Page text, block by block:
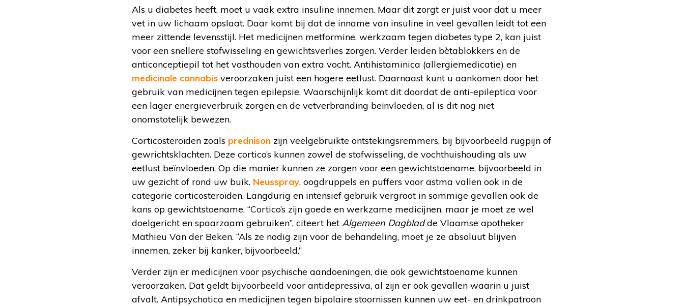
Als u diabetes heeft, moet u vaak extra insuline innemen. Maar dit zorgt er juist voor dat u meer
vet in uw lichaam opslaat. Daar komt bij dat de inname van insuline in veel gevallen leidt tot een
meer zittende levensstijl. Het medicijnen metformine, werkzaam tegen diabetes type 2, kan juist
voor een snellere stofwisseling en gewichtsverlies zorgen. Verder leiden bètablokkers en de
anticonceptiepil tot het vasthouden van extra vocht. Antihistaminica (allergiemedicatie) en
medicinale cannabis veroorzaken juist een hogere eetlust. Daarnaast kunt u aankomen door het
gebruik van medicijnen tegen epilepsie. Waarschijnlijk komt dit doordat de anti-epileptica voor
een lager energieverbruik zorgen en de vetverbranding beïnvloeden, al is dit nog niet
onomstotelijk bewezen.
Corticosteroïden zoals prednison zijn veelgebruikte ontstekingsremmers, bij bijvoorbeeld rugpijn of
gewrichtsklachten. Deze cortico’s kunnen zowel de stofwisseling, de vochthuishouding als uw
eetlust beïnvloeden. Op die manier kunnen ze zorgen voor een gewichtstoename, bijvoorbeeld in
uw gezicht of rond uw buik. Neusspray, oogdruppels en puffers voor astma vallen ook in de
categorie corticosteroïden. Langdurig en intensief gebruik vergroot in sommige gevallen ook de
kans op gewichtstoename. “Cortico’s zijn goede en werkzame medicijnen, maar je moet ze wel
doelgericht en spaarzaam gebruiken”, citeert het Algemeen Dagbladde Vlaamse apotheker
Mathieu Van der Beken. “Als ze nodig zijn voor de behandeling, moet je ze absoluut blijven
innemen, zeker bij kanker, bijvoorbeeld.”
Verder zijn er medicijnen voor psychische aandoeningen, die ook gewichtstoename kunnen
veroorzaken. Dat geldt bijvoorbeeld voor antidepressiva, al zijn er ook gevallen waarin u juist
afvalt. Antipsychotica en medicijnen tegen bipolaire stoornissen kunnen uw eet- en drinkpatroon